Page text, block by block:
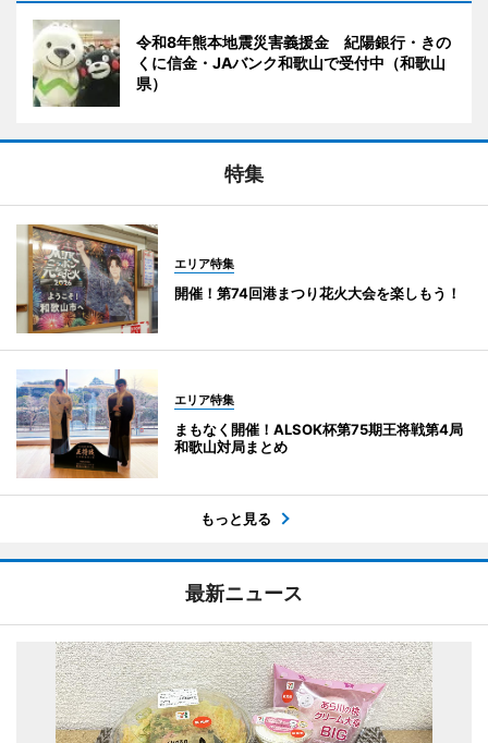
令和8年熊本地震災害義援金 紀陽銀行・きの
くに信金・JAバンク和歌山で受付中（和歌山
県）
特集
エリア特集
開催！第74回港まつり花火大会を楽しもう！
エリア特集
まもなく開催！ALSOK杯第75期王将戦第4局
和歌山対局まとめ
もっと見る
最新ニュース